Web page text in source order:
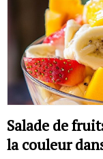
Salade de
la couleur